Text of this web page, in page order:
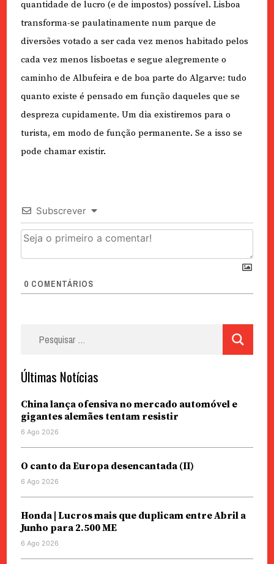
quantidade de lucro (e de impostos) possível. Lisboa
transforma-se paulatinamente num parque de
diversões votado a ser cada vez menos habitado pelos
cada vez menos lisboetas e segue alegremente o
caminho de Albufeira e de boa parte do Algarve: tudo
quanto existe é pensado em função daqueles que se
despreza cupidamente. Um dia existiremos para o
turista, em modo de função permanente. Se a isso se
pode chamar existir.
Subscrever
0 COMENTÁRIOS
Últimas Notícias
China lança ofensiva no mercado automóvel e
gigantes alemães tentam resistir
6 Ago 2026
O canto da Europa desencantada (II)
6 Ago 2026
Honda | Lucros mais que duplicam entre Abril a
Junho para 2.500 ME
6 Ago 2026